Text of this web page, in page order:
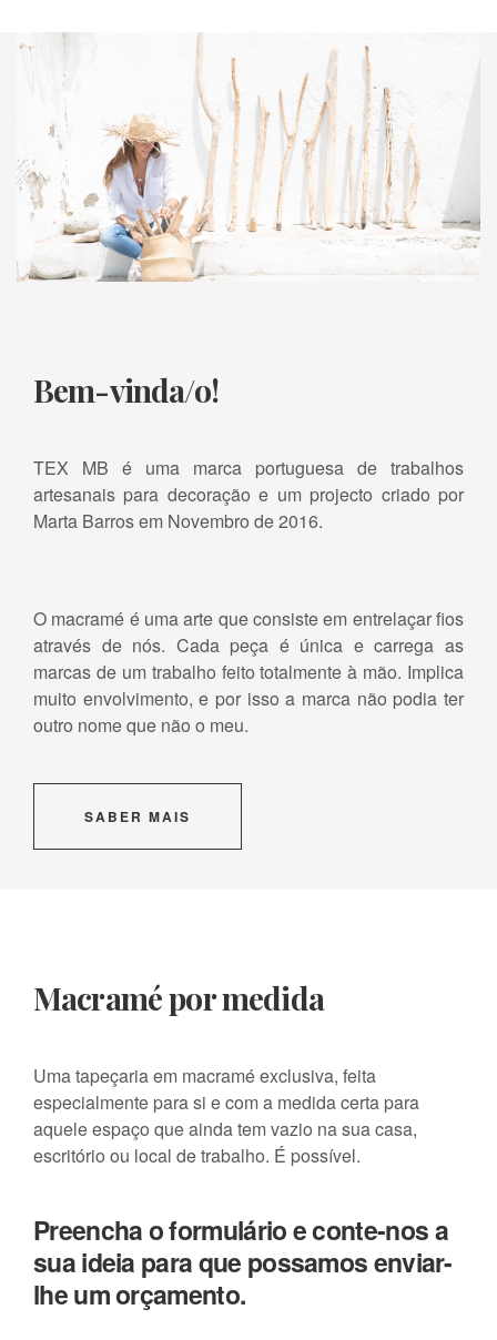
Bem-vinda/o!
TEX MB é uma marca portuguesa de trabalhos
artesanais para decoração e um projecto criado por
Marta Barros em Novembro de 2016.
O macramé é uma arte que consiste em entrelaçar fios
através de nós. Cada peça é única e carrega as
marcas de um trabalho feito totalmente à mão. Implica
muito envolvimento, e por isso a marca não podia ter
outro nome que não o meu.
SABER MAIS
Macramé por medida
Uma tapeçaria em macramé exclusiva, feita
especialmente para si e com a medida certa para
aquele espaço que ainda tem vazio na sua casa,
escritório ou local de trabalho. É possível.
Preencha o formulário e conte-nos a
sua ideia para que possamos enviar-
lhe um orçamento.